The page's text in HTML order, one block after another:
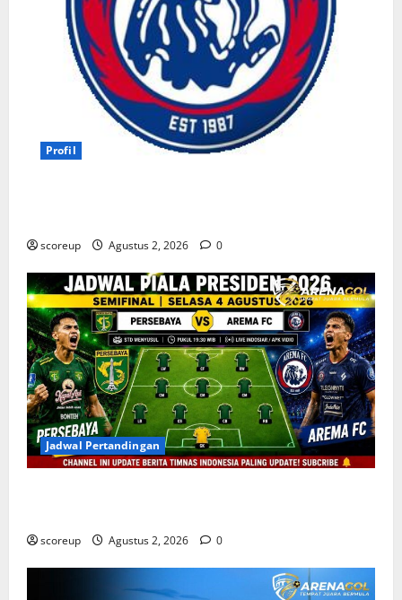
Profil
scoreup Agustus 2, 2026 0
Jadwal Pertandingan
scoreup Agustus 2, 2026 0